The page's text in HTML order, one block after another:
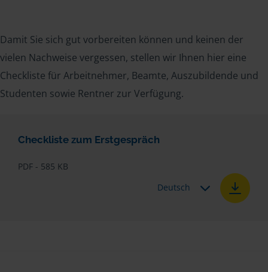
Damit Sie sich gut vorbereiten können und keinen der
vielen Nachweise vergessen, stellen wir Ihnen hier eine
Checkliste für Arbeitnehmer, Beamte, Auszubildende und
Studenten sowie Rentner zur Verfügung.
Checkliste zum Erstgespräch
PDF - 585 KB
Deutsch